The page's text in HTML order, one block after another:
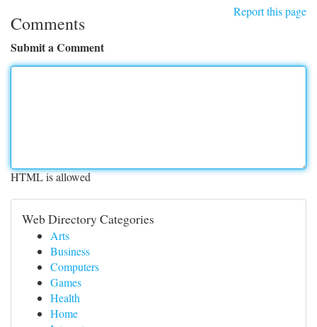
Report this page
Comments
Submit a Comment
HTML is allowed
Web Directory Categories
Arts
Business
Computers
Games
Health
Home